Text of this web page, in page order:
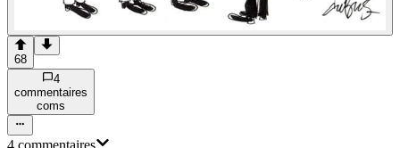
68
4
commentaires
coms
4 commentaires